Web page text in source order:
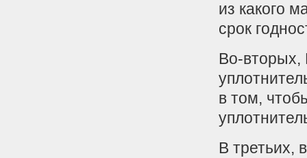
из какого
срок
Во-вторых,
в том,
В третьих,